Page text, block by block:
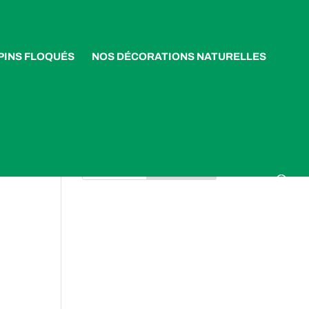
FLOQUÉS NOS DÉCORATIONS NATURELLES